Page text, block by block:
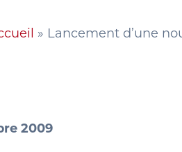
» Lancement d’une
2009